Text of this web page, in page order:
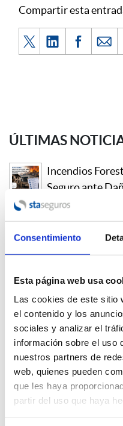
Consentimiento
Esta página web usa
Las cookies de este sitio
el contenido y los
sociales y analizar el
información sobre el uso
nuestros partners de
web, quienes pueden
que les haya
partir del uso que haya
Compartir esta
ÚLTIMAS
Incendios
Seguro ante
Explotaciones
03/08/2026 -
STA y LISA,
27/07/2026 -
Seguro de
de la
Administración
26/05/2025 -
Lisa Seguros
para STA
09/05/2025 -